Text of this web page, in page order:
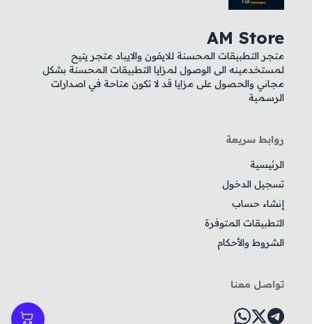
AM Store
متجر التطبيقات المحسنة للايفون والايباد متجر يتيح
لمستخدمينه الى الوصول لمزايا التطبيقات المحسنة بشكل
مجاني والحصول على مزايا قد لا تكون متاحة في اصدارات
الرسمية
روابط سريعة
الرئيسية
تسجيل الدخول
إنشاء حساب
التطبيقات المتوفرة
الشروط والأحكام
تواصل معنا